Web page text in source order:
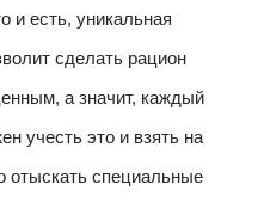
и есть, уникальная
сделать рацион
а значит, каждый
учесть это и взять на
отыскать специальные